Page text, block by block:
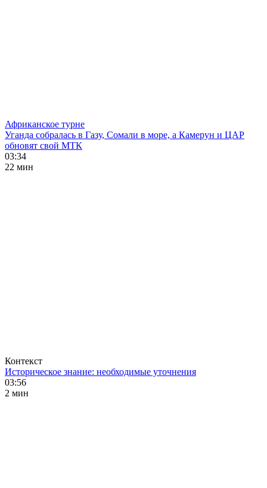
Африканское турне
Уганда собралась в Газу, Сомали в море, а Камерун и ЦАР
обновят свой МТК
03:34
22 мин
Контекст
Историческое знание: необходимые уточнения
03:56
2 мин